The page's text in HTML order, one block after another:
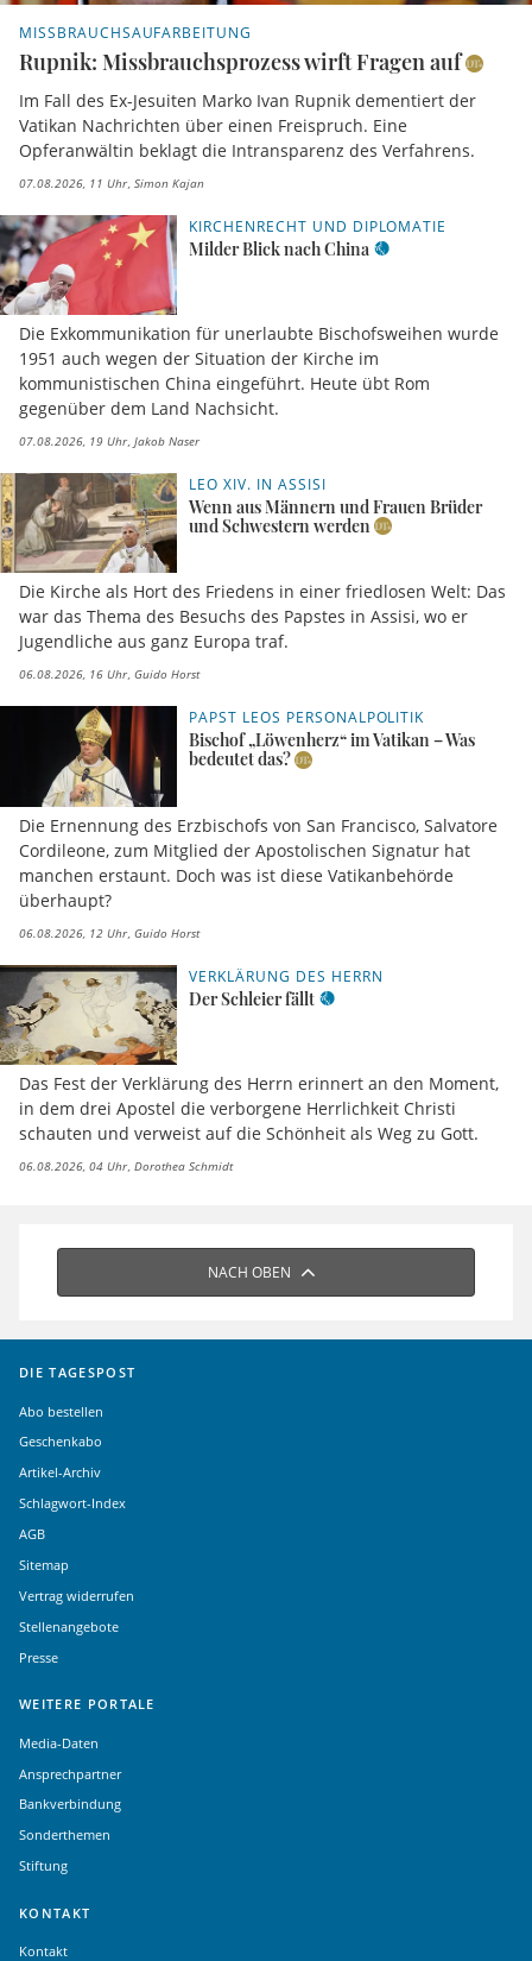
MISSBRAUCHSAUFARBEITUNG
Rupnik: Missbrauchsprozess wirft Fragen auf
Im Fall des Ex-Jesuiten Marko Ivan Rupnik dementiert der
Vatikan Nachrichten über einen Freispruch. Eine
Opferanwältin beklagt die Intransparenz des Verfahrens.
07.08.2026, 11 Uhr Simon Kajan
KIRCHENRECHT UND DIPLOMATIE
Milder Blick nach China
Die Exkommunikation für unerlaubte Bischofsweihen wurde
1951 auch wegen der Situation der Kirche im
kommunistischen China eingeführt. Heute übt Rom
gegenüber dem Land Nachsicht.
07.08.2026, 19 Uhr Jakob Naser
LEO XIV. IN ASSISI
Wenn aus Männern und Frauen Brüder
und Schwestern werden
Die Kirche als Hort des Friedens in einer friedlosen Welt: Das
war das Thema des Besuchs des Papstes in Assisi, wo er
Jugendliche aus ganz Europa traf.
06.08.2026, 16 Uhr Guido Horst
PAPST LEOS PERSONALPOLITIK
Bischof „Löwenherz“ im Vatikan – Was
bedeutet das?
Die Ernennung des Erzbischofs von San Francisco, Salvatore
Cordileone, zum Mitglied der Apostolischen Signatur hat
manchen erstaunt. Doch was ist diese Vatikanbehörde
überhaupt?
06.08.2026, 12 Uhr Guido Horst
VERKLÄRUNG DES HERRN
Der Schleier fällt
Das Fest der Verklärung des Herrn erinnert an den Moment,
in dem drei Apostel die verborgene Herrlichkeit Christi
schauten und verweist auf die Schönheit als Weg zu Gott.
06.08.2026, 04 Uhr Dorothea Schmidt
NACH OBEN
DIE TAGESPOST
Abo bestellen
Geschenkabo
Artikel-Archiv
Schlagwort-Index
AGB
Sitemap
Vertrag widerrufen
Stellenangebote
Presse
WEITERE PORTALE
Media-Daten
Ansprechpartner
Bankverbindung
Sonderthemen
Stiftung
KONTAKT
Kontakt